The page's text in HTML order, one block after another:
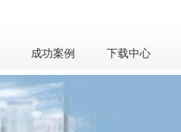
成功案例 下载中心